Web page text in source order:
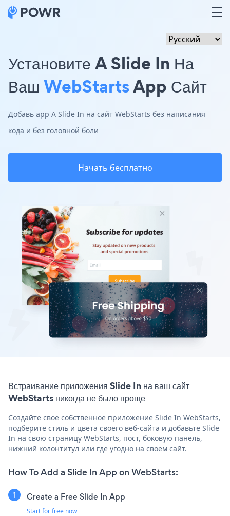
Установите A Slide In На
Ваш WebStartsApp Сайт
Добавь app A Slide In на сайт WebStarts без написания
кода и без головной боли
Начать бесплатно
Встраивание приложения Slide In на ваш сайт
WebStarts никогда не было проще
Создайте свое собственное приложение Slide In WebStarts,
подберите стиль и цвета своего веб-сайта и добавьте Slide
In на свою страницу WebStarts, пост, боковую панель,
нижний колонтитул или где угодно на своем сайт.
How To Add a Slide In App on WebStarts:
Create a Free Slide In App
Start for free now